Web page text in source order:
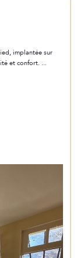
implantée sur
et confort. ...